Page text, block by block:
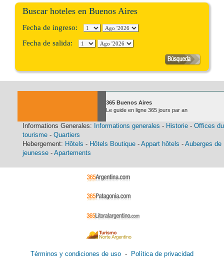
Buscar hoteles en Buenos Aires
Fecha de ingreso:
Fecha de salida:
365 Buenos Aires
Le guide en ligne 365 jours par an
Informations Generales: Informations generales - Historie - Offices du
tourisme - Quartiers
Hebergement: Hôtels - Hôtels Boutique - Appart hôtels - Auberges de
jeunesse - Apartements
Términos y condiciones de uso - Política de privacidad